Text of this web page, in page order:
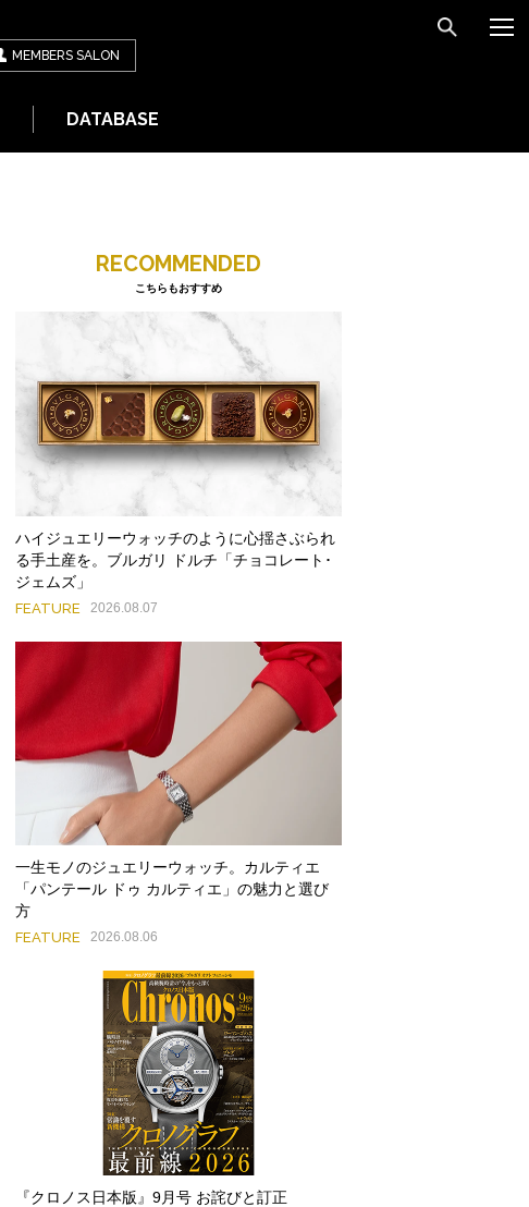
MEMBERS SALON
DATABASE
RECOMMENDED
こちらもおすすめ
ハイジュエリーウォッチのように心揺さぶられ
る手土産を。ブルガリ ドルチ「チョコレート･
ジェムズ」
FEATURE 2026.08.07
一生モノのジュエリーウォッチ。カルティエ
「パンテール ドゥ カルティエ」の魅力と選び
方
FEATURE 2026.08.06
『クロノス日本版』9月号 お詫びと訂正